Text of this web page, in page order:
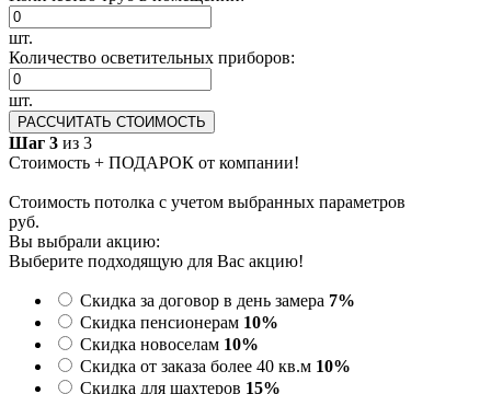
шт.
Количество осветительных приборов:
шт.
РАССЧИТАТЬ СТОИМОСТЬ
Шаг 3 из 3
Стоимость + ПОДАРОК от компании!
Стоимость потолка с учетом выбранных параметров
руб.
Вы выбрали акцию:
Выберите подходящую для Вас акцию!
Скидка за договор в день замера 7%
Скидка пенсионерам 10%
Скидка новоселам 10%
Скидка от заказа более 40 кв.м 10%
Скидка для шахтеров 15%